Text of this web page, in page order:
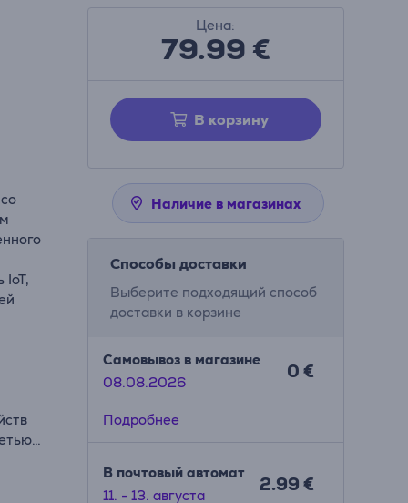
IoT,
Цена:
79.99€
В корзину
Наличие в магазинах
Способы доставки
Выберите подходящий способ
доставки в корзине
Самовывоз в магазине
08.08.2026
0 €
Подробнее
В почтовый автомат
11. - 13. августа
2.99 €